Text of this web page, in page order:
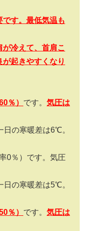
す。最低気温も
冷えて、首肩こ
起きやすくなり
0％） です。 気圧は
の寒暖差は6℃。
0％）です。気圧
の寒暖差は5℃。
0％） です。 気圧は